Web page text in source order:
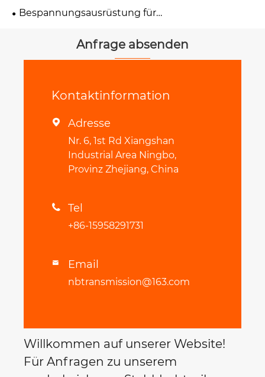
Bespannungsausrüstung für
Anfrage absenden
Kontaktinformation
 Adresse
Nr. 6, 1st Rd Xiangshan
Industrial Area Ningbo,
Provinz Zhejiang, China
 Tel
+86-15958291731
 Email
nbtransmission@163.com
Willkommen auf unserer Website!
Für Anfragen zu unserem